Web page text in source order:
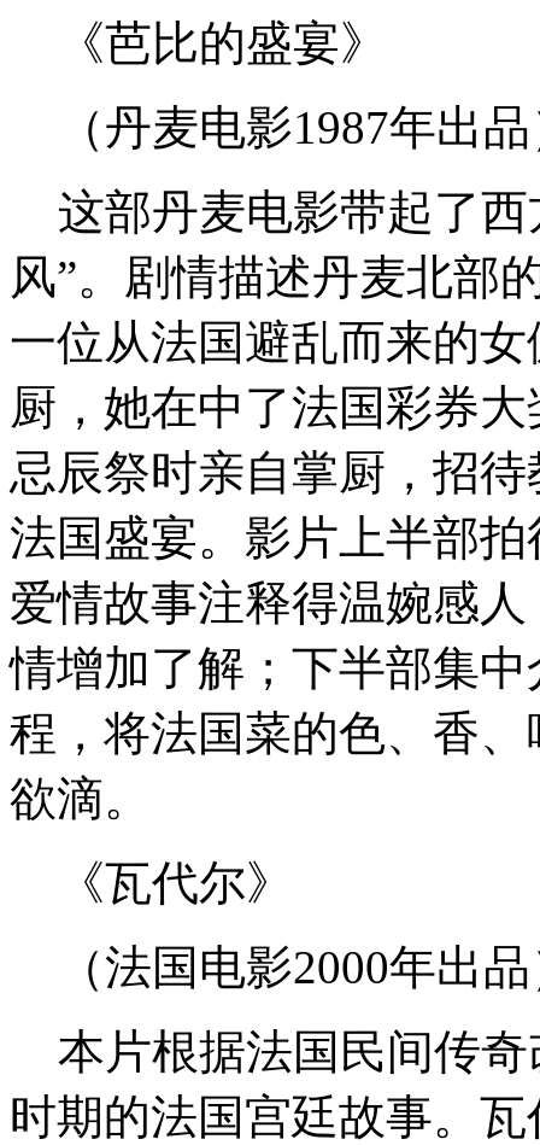
《芭比的盛宴》
（丹麦电影1987年出品
这部丹麦电影带起了西
风”。剧情描述丹麦北部
一位从法国避乱而来的
厨，她在中了法国彩券
忌辰祭时亲自掌厨，招
法国盛宴。影片上半部
爱情故事注释得温婉感
情增加了解；下半部集
程，将法国菜的色、香
欲滴。
《瓦代尔》
（法国电影2000年出品
本片根据法国民间传奇
时期的法国宫廷故事。